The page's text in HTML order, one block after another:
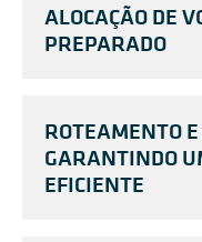
ALOCAÇÃO DE
PREPARADO
ROTEAMENTO
GARANTINDO
EFICIENTE